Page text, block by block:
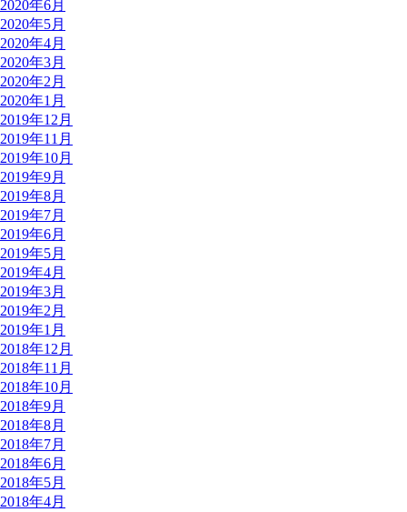
2020年6月
2020年5月
2020年4月
2020年3月
2020年2月
2020年1月
2019年12月
2019年11月
2019年10月
2019年9月
2019年8月
2019年7月
2019年6月
2019年5月
2019年4月
2019年3月
2019年2月
2019年1月
2018年12月
2018年11月
2018年10月
2018年9月
2018年8月
2018年7月
2018年6月
2018年5月
2018年4月